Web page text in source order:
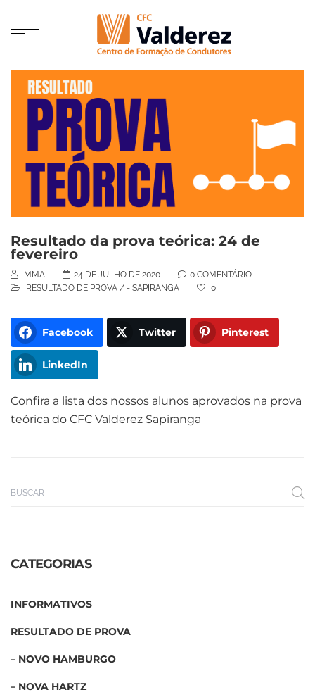
Resultado da prova teórica: 24 de
fevereiro
MMA 24 DE JULHO DE 2020
0 COMENTÁRIO
RESULTADO DE PROVA / - SAPIRANGA 0
Facebook Twitter Pinterest
LinkedIn
Confira a lista dos nossos alunos aprovados na prova
teórica do CFC Valderez Sapiranga
CATEGORIAS
INFORMATIVOS
RESULTADO DE PROVA
– NOVO HAMBURGO
– NOVA HARTZ